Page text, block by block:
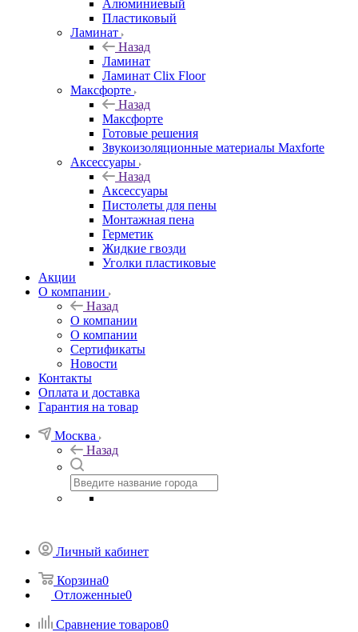
Алюминиевый
Пластиковый
Ламинат
Назад
Ламинат
Ламинат Clix Floor
Максфорте
Назад
Максфорте
Готовые решения
Звукоизоляционные материалы Maxforte
Аксессуары
Назад
Аксессуары
Пистолеты для пены
Монтажная пена
Герметик
Жидкие гвозди
Уголки пластиковые
Акции
О компании
Назад
О компании
О компании
Сертификаты
Новости
Контакты
Оплата и доставка
Гарантия на товар
Москва
Назад
Личный кабинет
Корзина0
Отложенные0
Сравнение товаров0